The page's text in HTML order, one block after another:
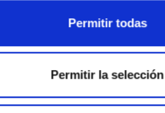
Permitir todas
Permitir la selección